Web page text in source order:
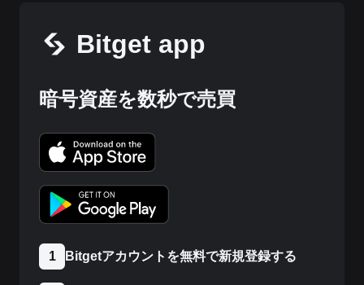
Bitget app
暗号資産を数秒で売買
1 Bitgetアカウントを無料で新規登録する